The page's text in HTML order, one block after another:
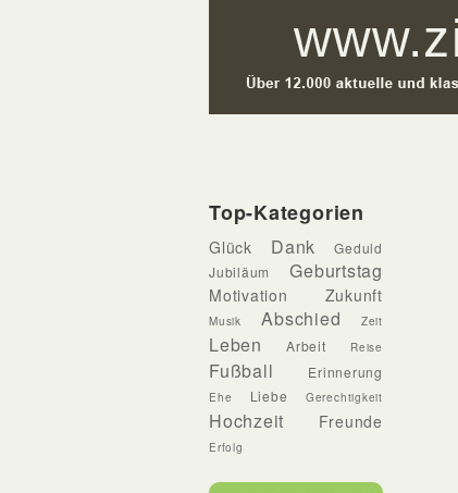
Top-Kategorien
Glück Dank
Geduld
Jubiläum
Geburtstag
Motivation Zukunft
Musik Abschied Zeit
Leben Arbeit Reise
Fußball Erinnerung
Ehe Liebe Gerechtigkeit
Hochzeit Freunde
Erfolg